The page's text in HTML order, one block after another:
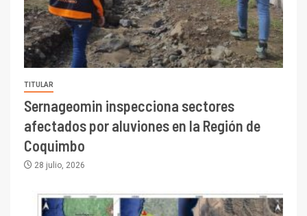
TITULAR
Sernageomin inspecciona sectores
afectados por aluviones en la Región de
Coquimbo
28 julio, 2026